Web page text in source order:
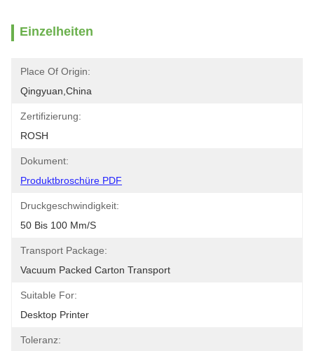
Einzelheiten
Place Of Origin:
Qingyuan,china
Zertifizierung:
ROSH
Dokument:
Produktbroschüre PDF
Druckgeschwindigkeit:
50 Bis 100 Mm/s
Transport Package:
Vacuum Packed Carton Transport
Suitable For:
Desktop Printer
Toleranz: